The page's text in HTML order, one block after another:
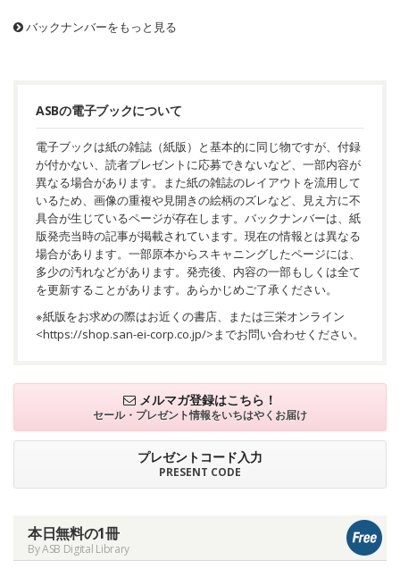
バックナンバーをもっと見る
ASBの電子ブックについて
電子ブックは紙の雑誌（紙版）と基本的に同じ物ですが、付録
が付かない、読者プレゼントに応募できないなど、一部内容が
異なる場合があります。また紙の雑誌のレイアウトを流用して
いるため、画像の重複や見開きの絵柄のズレなど、見え方に不
具合が生じているページが存在します。バックナンバーは、紙
版発売当時の記事が掲載されています。現在の情報とは異なる
場合があります。一部原本からスキャニングしたページには、
多少の汚れなどがあります。発売後、内容の一部もしくは全て
を更新することがあります。あらかじめご了承ください。
※紙版をお求めの際はお近くの書店、または三栄オンライン
<https://shop.san-ei-corp.co.jp/>までお問い合わせください。
メルマガ登録はこちら！
セール・プレゼント情報をいちはやくお届け
プレゼントコード入力
PRESENT CODE
本日無料の1冊
By ASB Digital Library